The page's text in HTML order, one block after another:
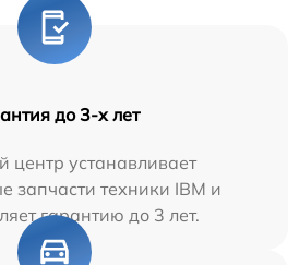
до 3-х лет
центр устанавливает
запчасти техники IBM и
гарантию до 3 лет.